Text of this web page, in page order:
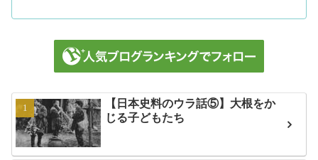
【日本史料のウラ話⑤】大根をか
じる子どもたち